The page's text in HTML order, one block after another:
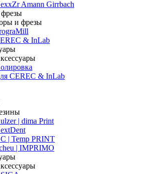
Amann Girrbach
и фрезы
& InLab
CEREC & InLab
| dima Print
| Temp PRINT
| IMPRIMO